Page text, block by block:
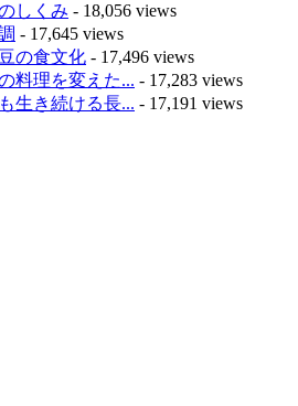
しくみ - 18,056 views
- 17,645 views
の食文化 - 17,496 views
料理を変えた... - 17,283 views
生き続ける長... - 17,191 views